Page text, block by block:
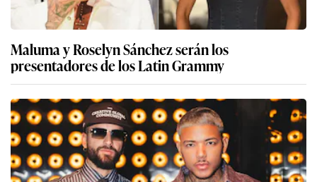
Maluma y Roselyn Sánchez serán los
presentadores de los Latin Grammy